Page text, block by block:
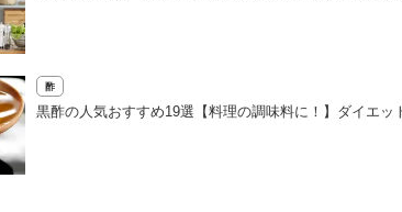
酢
黒酢の人気おすすめ19選【料理の調味料に！】ダイエッ